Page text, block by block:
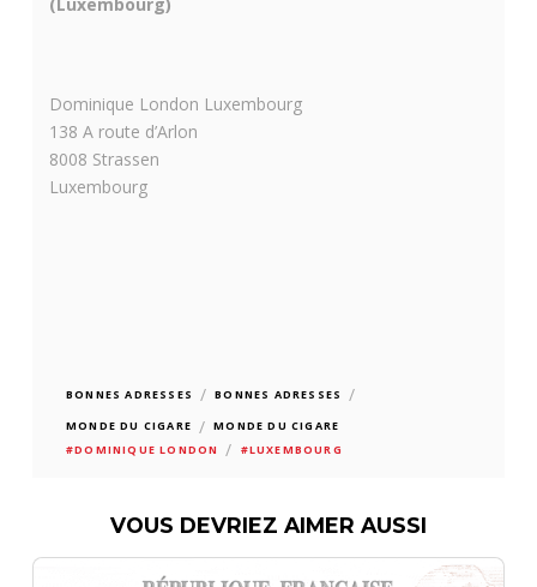
Dominique London Luxembourg
138 A route d’Arlon
8008 Strassen
Luxembourg
BONNES ADRESSES / BONNES ADRESSES /
MONDE DU CIGARE / MONDE DU CIGARE
#DOMINIQUE LONDON
/ #LUXEMBOURG
VOUS DEVRIEZ AIMER AUSSI